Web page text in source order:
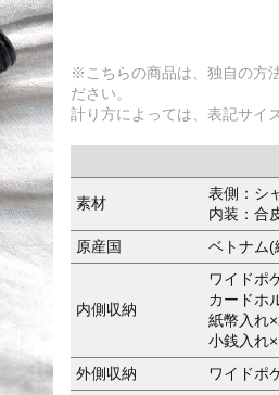
※こちらの商品は、独自の方
ださい。
計り方によっては、表記サイ
素材
表側：シ
内装：合
原産国
ベトナム(
内側収納
ワイドポ
カードホ
紙幣入れ
小銭入れ
外側収納
ワイドポ